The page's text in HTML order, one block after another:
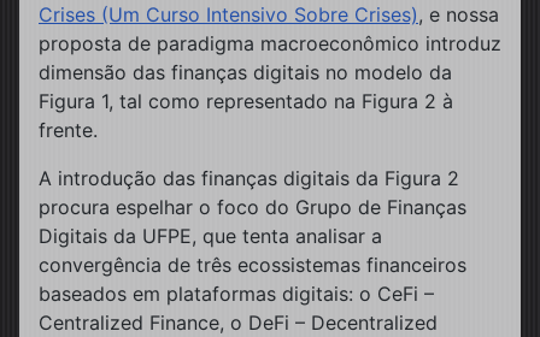
Crises (Um Curso Intensivo Sobre Crises), e nossa
proposta de paradigma macroeconômico introduz
dimensão das finanças digitais no modelo da
Figura 1, tal como representado na Figura 2 à
frente.
A introdução das finanças digitais da Figura 2
procura espelhar o foco do Grupo de Finanças
Digitais da UFPE, que tenta analisar a
convergência de três ecossistemas financeiros
baseados em plataformas digitais: o CeFi –
Centralized Finance, o DeFi – Decentralized